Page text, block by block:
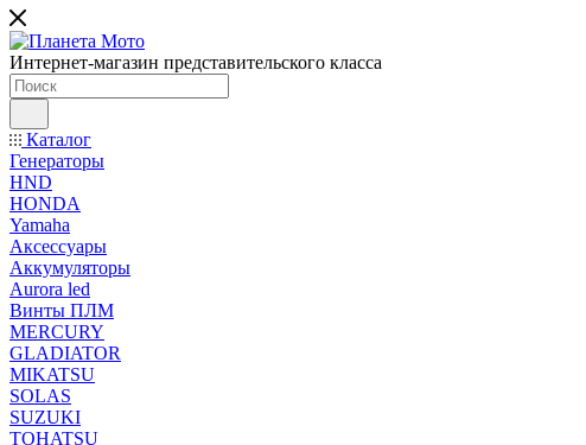
Интернет-магазин представительского класса
Каталог
Генераторы
HND
HONDA
Yamaha
Аксессуары
Аккумуляторы
Aurora led
Винты ПЛМ
MERCURY
GLADIATOR
MIKATSU
SOLAS
SUZUKI
TOHATSU